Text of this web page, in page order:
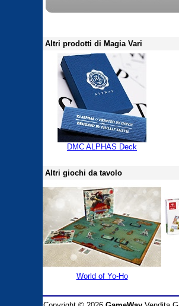
Altri prodotti di Magia Vari
DMC ALPHAS Deck
Altri giochi da tavolo
World of Yo-Ho